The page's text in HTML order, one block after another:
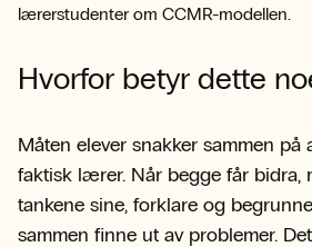
lærerstudenter om CCMR-modellen.
Hvorfor betyr dette
Måten elever snakker sammen på
faktisk lærer. Når begge får bidra,
tankene sine, forklare og
sammen finne ut av problemer.